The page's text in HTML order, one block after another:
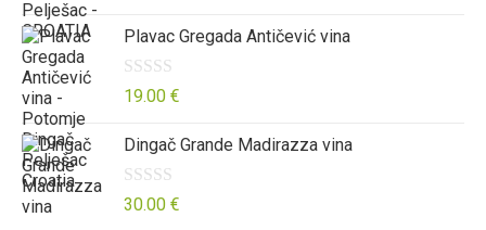
o
d
5
e
n
o
o
d
5
j
e
n
e
n
o
Plavac Gregada Antičević vina
O
j
e
n
19.00 €
Dingač Grande Madirazza vina
O
30.00 €